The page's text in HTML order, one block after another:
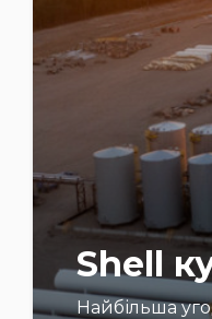
Shell
Найбільша